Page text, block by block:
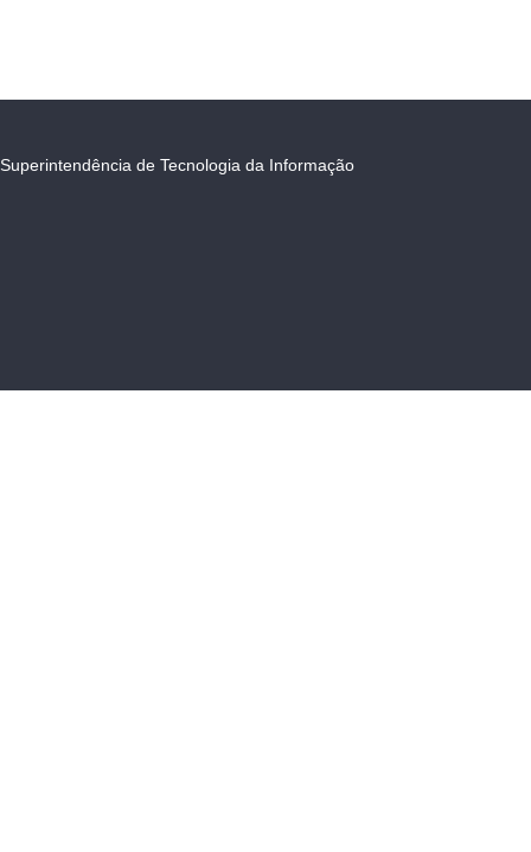
Superintendência de Tecnologia da Informação